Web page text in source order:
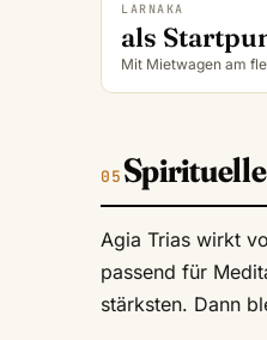
LARNAKA
als
Mit Mietwagen am
Agia Trias wirkt
passend für
stärksten. Dann